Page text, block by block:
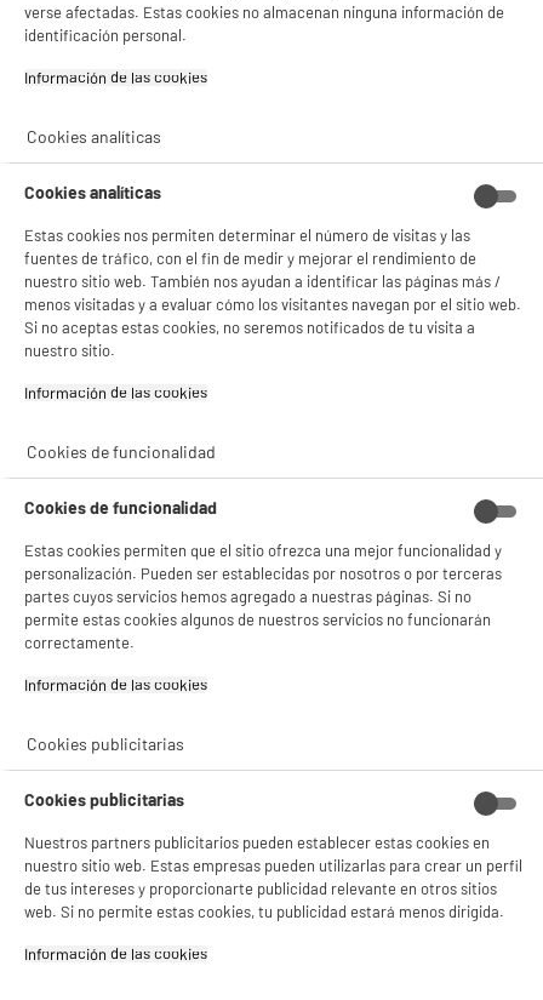
Garantía incluida :
Características
Marca EUROBRIC
Tipo
Base múltiple con
interruptores
Seguridad niños
Dimensiones paquete
verse afectadas. Estas cookies no almacenan ninguna información de
identificación personal.
Información de las cookies‎
Cookies analíticas
Cookies analíticas
Estas cookies nos permiten determinar el número de visitas y las
fuentes de tráfico, con el fin de medir y mejorar el rendimiento de
nuestro sitio web. También nos ayudan a identificar las páginas más /
menos visitadas y a evaluar cómo los visitantes navegan por el sitio web.
Si no aceptas estas cookies, no seremos notificados de tu visita a
nuestro sitio.
Información de las cookies‎
Cookies de funcionalidad
Cookies de funcionalidad
Estas cookies permiten que el sitio ofrezca una mejor funcionalidad y
personalización. Pueden ser establecidas por nosotros o por terceras
partes cuyos servicios hemos agregado a nuestras páginas. Si no
permite estas cookies algunos de nuestros servicios no funcionarán
correctamente.
Información de las cookies‎
Cookies publicitarias
Cookies publicitarias
Nuestros partners publicitarios pueden establecer estas cookies en
nuestro sitio web. Estas empresas pueden utilizarlas para crear un perfil
de tus intereses y proporcionarte publicidad relevante en otros sitios
web. Si no permite estas cookies, tu publicidad estará menos dirigida.
Información de las cookies‎